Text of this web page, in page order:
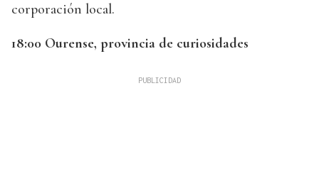
corporación local.
18:00 Ourense, provincia de curiosidades